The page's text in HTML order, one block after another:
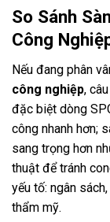
So Sánh
Công
Nếu đang phân
công nghiệp,
đặc biệt dòng
công nhanh hơn;
sang trọng hơn
thuật để tránh
yếu tố: ngân
thẩm mỹ.